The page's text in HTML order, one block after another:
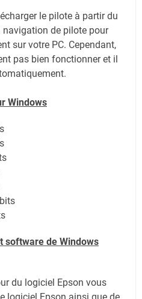
le pilote à partir du
de pilote pour
sur votre PC. Cependant,
pas bien fonctionner et il
Windows
software de Windows
du logiciel Epson vous